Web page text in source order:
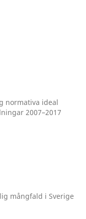
normativa ideal
2007–2017
mångfald i Sverige